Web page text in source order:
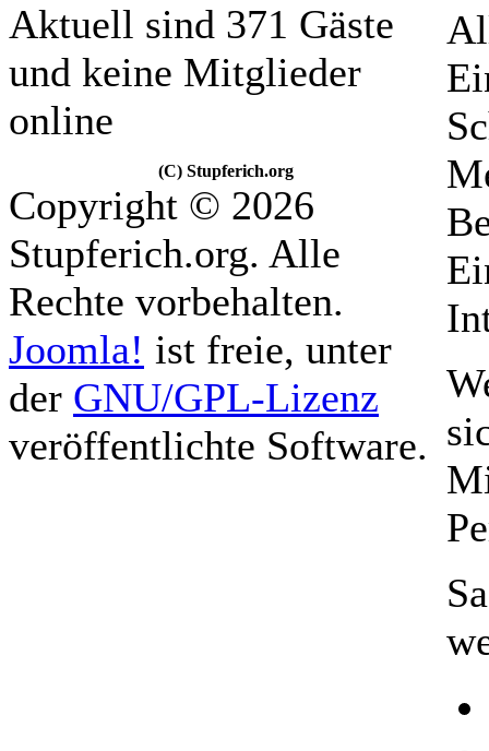
Aktuell sind 371 Gäste
und keine Mitglieder
online
(C) Stupferich.org
Copyright © 2026
Stupferich.org. Alle
Rechte vorbehalten.
Joomla! ist freie, unter
der GNU/GPL-Lizenz
veröffentlichte Software.